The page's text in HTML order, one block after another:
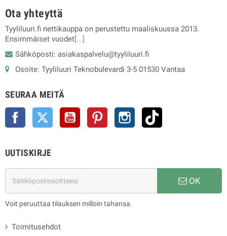
Ota yhteyttä
Tyyliluuri.fi nettikauppa on perustettu maaliskuussa 2013.
Ensimmäiset vuodet [...]
Sähköposti: asiakaspalvelu@tyyliluuri.fi
Osoite: Tyyliluuri Teknobulevardi 3-5 01530 Vantaa
SEURAA MEITÄ
Facebook Twitter YouTube Pinterest Instagram
UUTISKIRJE
OK
Voit peruuttaa tilauksen milloin tahansa.
Toimitusehdot